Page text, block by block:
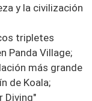
y la civilización
tripletes
Panda Village;
más grande
de Koala;
Diving"